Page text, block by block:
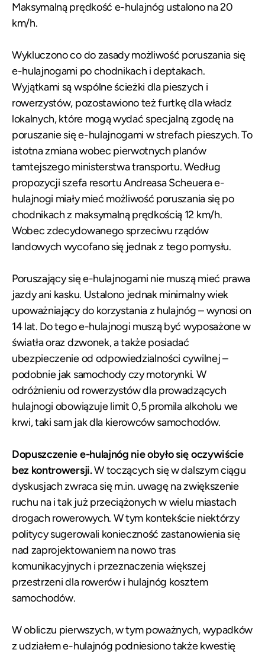
Maksymalną prędkość e-hulajnóg ustalono na 20
km/h.
Wykluczono co do zasady możliwość poruszania się
e-hulajnogami po chodnikach i deptakach.
Wyjątkami są wspólne ścieżki dla pieszych i
rowerzystów, pozostawiono też furtkę dla władz
lokalnych, które mogą wydać specjalną zgodę na
poruszanie się e-hulajnogami w strefach pieszych. To
istotna zmiana wobec pierwotnych planów
tamtejszego ministerstwa transportu. Według
propozycji szefa resortu Andreasa Scheuera e-
hulajnogi miały mieć możliwość poruszania się po
chodnikach z maksymalną prędkością 12 km/h.
Wobec zdecydowanego sprzeciwu rządów
landowych wycofano się jednak z tego pomysłu.
Poruszający się e-hulajnogami nie muszą mieć prawa
jazdy ani kasku. Ustalono jednak minimalny wiek
upoważniający do korzystania z hulajnóg – wynosi on
14 lat. Do tego e-hulajnogi muszą być wyposażone w
światła oraz dzwonek, a także posiadać
ubezpieczenie od odpowiedzialności cywilnej –
podobnie jak samochody czy motorynki. W
odróżnieniu od rowerzystów dla prowadzących
hulajnogi obowiązuje limit 0,5 promila alkoholu we
krwi, taki sam jak dla kierowców samochodów.
Dopuszczenie e-hulajnóg nie obyło się oczywiście
bez kontrowersji.W toczących się w dalszym ciągu
dyskusjach zwraca się m.in. uwagę na zwiększenie
ruchu na i tak już przeciążonych w wielu miastach
drogach rowerowych. W tym kontekście niektórzy
politycy sugerowali konieczność zastanowienia się
nad zaprojektowaniem na nowo tras
komunikacyjnych i przeznaczenia większej
przestrzeni dla rowerów i hulajnóg kosztem
samochodów.
W obliczu pierwszych, w tym poważnych, wypadków
z udziałem e-hulajnóg podniesiono także kwestię